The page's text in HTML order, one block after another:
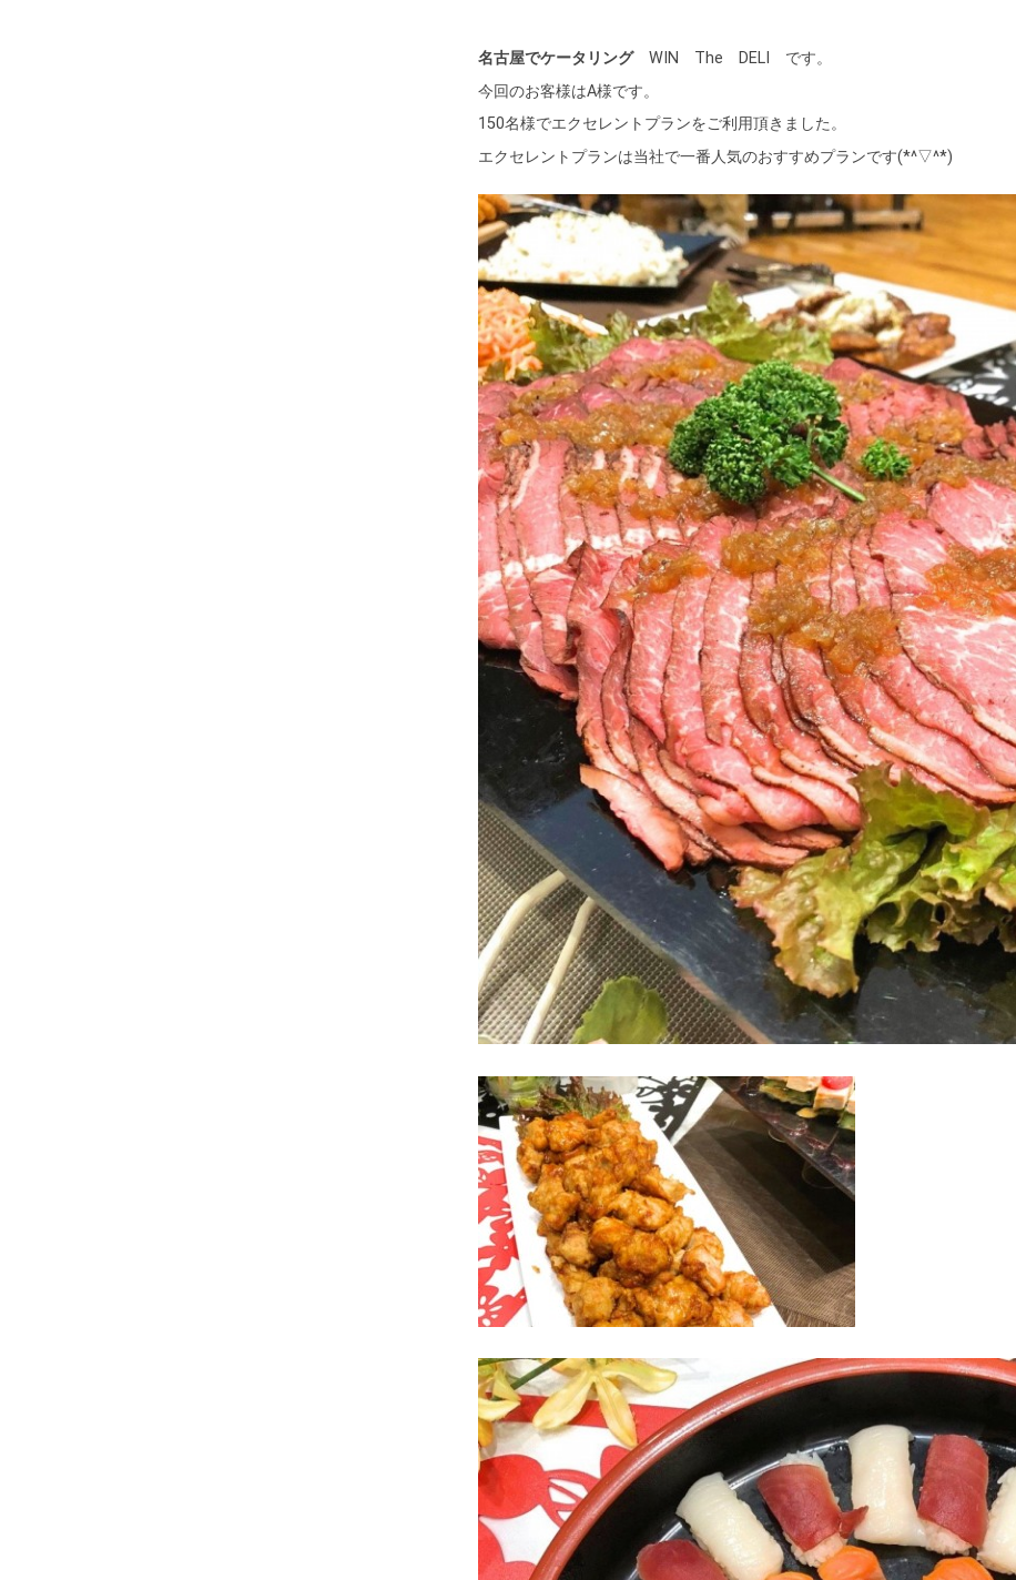
名古屋でケータリングWIN The DELI です。
今回のお客様はA様です。
150名様でエクセレントプランをご利用頂きました。
エクセレントプランは当社で一番人気のおすすめプランです(*^▽^*)